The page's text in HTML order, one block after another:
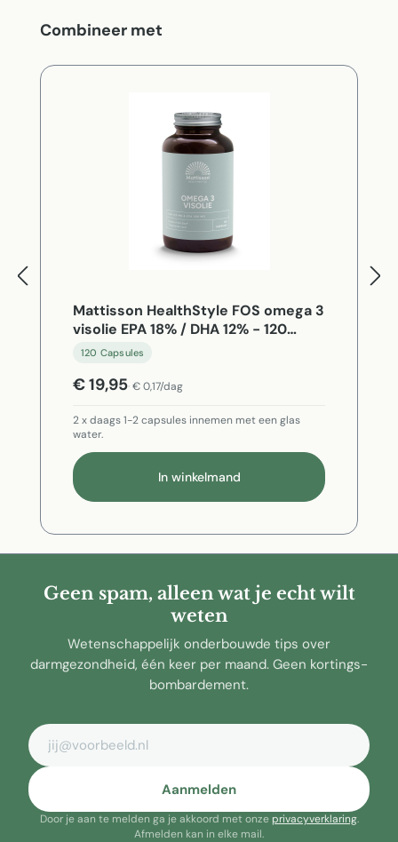
Productgalerij overslaan
Combineer met
Mattisson HealthStyle FOS omega 3
visolie EPA 18% / DHA 12% - 120
Capsules
120 Capsules
€ 19,95 € 0,17/dag
2 x daags 1-2 capsules innemen met een glas
water.
In winkelmand
Geen spam, alleen wat je echt wilt
weten
Wetenschappelijk onderbouwde tips over
darmgezondheid, één keer per maand. Geen kortings-
bombardement.
E-mailadres
Aanmelden
Door je aan te melden ga je akkoord met onzeprivacyverklaring.
Afmelden kan in elke mail.